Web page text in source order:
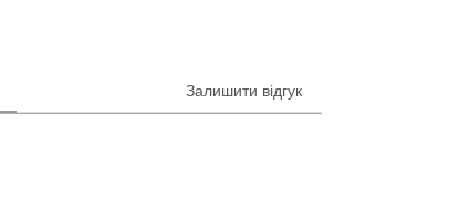
Залишити відгук